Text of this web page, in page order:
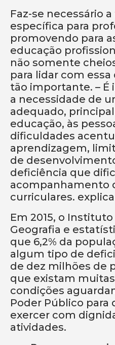
Faz-se necessário
específica para
promovendo para
educação
não somente
para lidar com
tão importante. –
a necessidade de
adequado,
educação, às
dificuldades
aprendizagem,
de
deficiência que
acompanhamento
curriculares.
Em 2015, o
Geografia e
que 6,2% da
algum tipo de
de dez milhões de
que existam
condições
Poder Público para
exercer com
atividades.